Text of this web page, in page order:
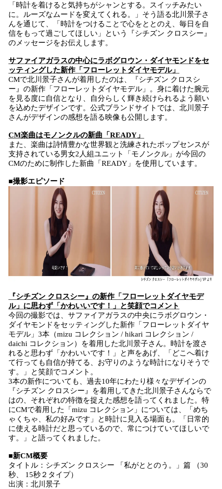
「時計を着けると気持ちがシャンとする。スイッチみたい
に。ルーズなムードを変えてくれる。」そう語る北川景子さ
んを通じて、「時計をつけることで心をととのえ、毎日を自
信をもって過ごしてほしい」という『シチズン クロスシー』
のメッセージをお伝えします。
サファイアガラスの中心にラボグロウン・ダイヤモンドをセ
ッティングした新作「フローレットダイヤモデル」
CMで北川景子さんが着用したのは、『シチズン クロスシ
ー』の新作「フローレットダイヤモデル」。身に着けた腕元
を見る度に自信となり、自分らしく輝き続けられるよう願い
を込めたデザインです。公式ブランドサイトでは、北川景子
さんがデザインの感想を語る映像も公開します。
CM楽曲はモノンクルの新曲「READY」
また、楽曲は詩情豊かな世界観と洗練されたポップセンスが
支持されている男女2人組ユニット「モノンクル」が今回の
CMのために制作した新曲「READY」を使用しています。
■撮影エピソード
『シチズン クロスシー』の新作「フローレットダイヤモデ
ル」に思わず「かわいいです！」と笑顔でコメント
今回の撮影では、サファイアガラスの中央にラボグロウン・
ダイヤモンドをセッティングした新作「フローレットダイヤ
モデル」3本（mizu コレクション / hikari コレクション /
daichi コレクション）を着用した北川景子さん。時計を渡さ
れると思わず「かわいいです！」と声をあげ、「どこへ着け
て行っても自信が持てる、お守りのような時計になりそうで
す。」と笑顔でコメント。
3本の新作についても、過去10年にわたり様々なデザインの
『シチズン クロスシー』を着用してきた北川景子さんならで
はの、それぞれの特徴を捉えた感想を語ってくれました。特
にCMで着用した「mizu コレクション」については、「めち
ゃくちゃ、私の好みです」と時計に見入る場面も。「日常的
に使える時計だと思っているので、常につけていてほしいで
す。」と語ってくれました。
■新CM概要
タイトル：シチズン クロスシー 「私がととのう。」篇 （30
秒、 15秒２タイプ）
出演：北川景子